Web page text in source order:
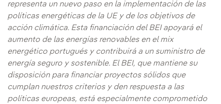
representa un nuevo paso en la implementación de las
políticas energéticas de la UE y de los objetivos de
acción climática. Esta financiación del BEI apoyará el
aumento de las energías renovables en el mix
energético portugués y contribuirá a un suministro de
energía seguro y sostenible. El BEI, que mantiene su
disposición para financiar proyectos sólidos que
cumplan nuestros criterios y den respuesta a las
políticas europeas, está especialmente comprometido